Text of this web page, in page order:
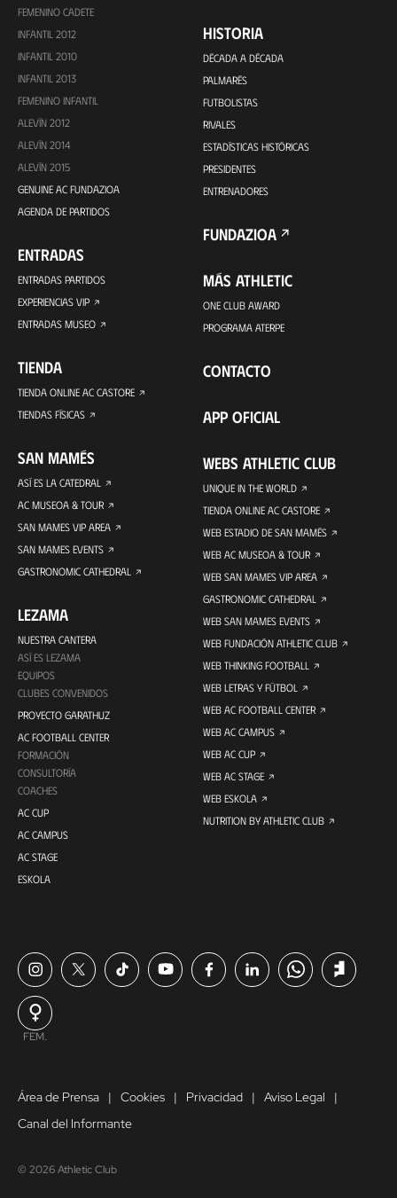
FEMENINO CADETE
INFANTIL 2012
INFANTIL 2010
INFANTIL 2013
FEMENINO INFANTIL
ALEVÍN 2012
ALEVÍN 2014
ALEVÍN 2015
GENUINE AC FUNDAZIOA
AGENDA DE PARTIDOS
ENTRADAS
ENTRADAS PARTIDOS
EXPERIENCIAS VIP
ENTRADAS MUSEO
TIENDA
TIENDA ONLINE AC CASTORE
TIENDAS FÍSICAS
SAN MAMÉS
ASÍ ES LA CATEDRAL
AC MUSEOA & TOUR
SAN MAMES VIP AREA
SAN MAMES EVENTS
GASTRONOMIC CATHEDRAL
LEZAMA
NUESTRA CANTERA
ASÍ ES LEZAMA
EQUIPOS
CLUBES CONVENIDOS
PROYECTO GARATHUZ
AC FOOTBALL CENTER
FORMACIÓN
CONSULTORÍA
COACHES
AC CUP
AC CAMPUS
AC STAGE
ESKOLA
HISTORIA
DÉCADA A DÉCADA
PALMARÉS
FUTBOLISTAS
RIVALES
ESTADÍSTICAS HISTÓRICAS
PRESIDENTES
ENTRENADORES
FUNDAZIOA
MÁS ATHLETIC
ONE CLUB AWARD
PROGRAMA ATERPE
CONTACTO
APP OFICIAL
WEBS ATHLETIC CLUB
UNIQUE IN THE WORLD
TIENDA ONLINE AC CASTORE
WEB ESTADIO DE SAN MAMÉS
WEB AC MUSEOA & TOUR
WEB SAN MAMES VIP AREA
GASTRONOMIC CATHEDRAL
WEB SAN MAMES EVENTS
WEB FUNDACIÓN ATHLETIC CLUB
WEB THINKING FOOTBALL
WEB LETRAS Y FÚTBOL
WEB AC FOOTBALL CENTER
WEB AC CAMPUS
WEB AC CUP
WEB AC STAGE
WEB ESKOLA
NUTRITION BY ATHLETIC CLUB
FEM.
Área de Prensa Cookies Privacidad
Aviso Legal
Canal del Informante
© 2026 Athletic Club